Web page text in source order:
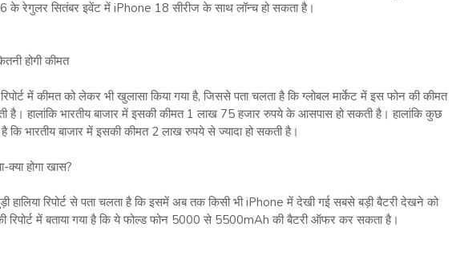
के रेगुलर सितंबर इवेंट में iPhone 18 सीरीज के साथ लॉन्च हो सकता है।
होगी कीमत
में कीमत को लेकर भी खुलासा किया गया है, जिससे पता चलता है कि ग्लोबल मार्केट में इस फोन की कीमत
हालांकि भारतीय बाजार में इसकी कीमत 1 लाख 75 हजार रुपये के आसपास हो सकती है। हालांकि कुछ
है कि भारतीय बाजार में इसकी कीमत 2 लाख रुपये से ज्यादा हो सकती है।
होगा खास?
रिपोर्ट से पता चलता है कि इसमें अब तक किसी भी iPhone में देखी गई सबसे बड़ी बैटरी देखने को
में बताया गया है कि ये फोल्ड फोन 5000 से 5500mAh की बैटरी ऑफर कर सकता है।